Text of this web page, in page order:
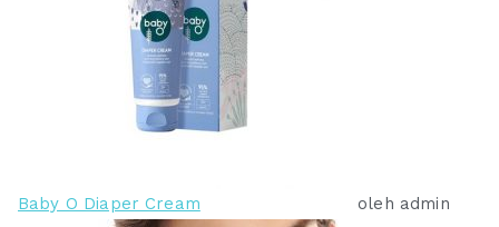
Baby O Diaper Cream oleh admin